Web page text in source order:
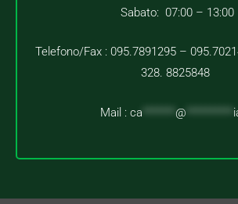
Sabato: 07:00 – 13:00
Telefono/Fax : 095.7891295 –
328. 8825848
Mail : ca @